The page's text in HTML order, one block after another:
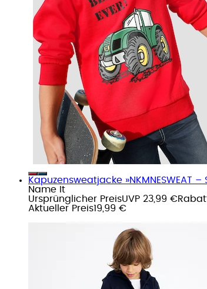
Kapuzensweatjacke »NKMNESWEAT
Name It
Ursprünglicher PreisUVP 23,99 €
Aktueller Preis19,99 €